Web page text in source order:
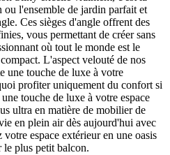
ou l'ensemble de jardin parfait et
Ces sièges d'angle offrent des
vous permettant de créer sans
où tout le monde est le
L'aspect velouté de nos
une touche de luxe à votre
profiter uniquement du confort si
touche de luxe à votre espace
ultra en matière de mobilier de
en plein air dès aujourd'hui avec
espace extérieur en une oasis
le plus petit balcon.